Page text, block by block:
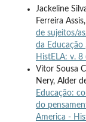
Jackeline
Ferreira
de sujeitos/
da Educação
HistELA: v. 8
Vitor Sousa
Nery, Alder
Educação:
do
America -